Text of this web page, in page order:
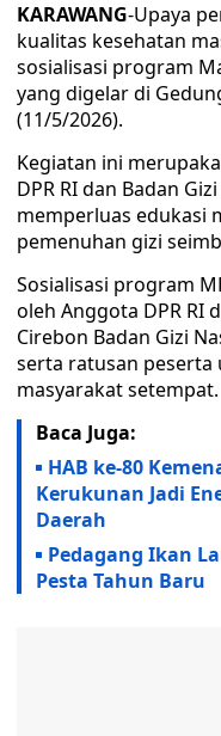
KARAWANG-Upaya
kualitas kesehatan
sosialisasi program
yang digelar di
(11/5/2026).
Kegiatan ini
DPR RI dan Badan
memperluas edukasi
pemenuhan gizi
Sosialisasi program
oleh Anggota DPR RI
Cirebon Badan Gizi
serta ratusan peserta
masyarakat setempat.
Baca Juga:
HAB ke-80
Kerukunan Jadi
Daerah
Pedagang Ikan
Pesta Tahun Baru